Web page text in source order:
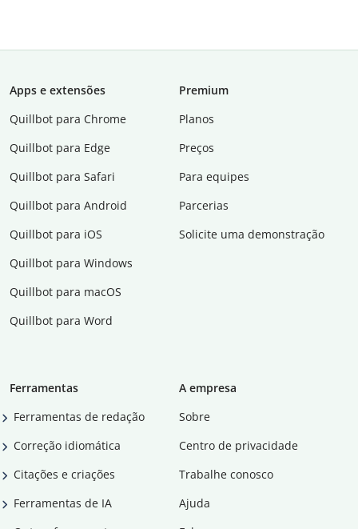
Apps e extensões
Quillbot para Chrome
Quillbot para Edge
Quillbot para Safari
Quillbot para Android
Quillbot para iOS
Quillbot para Windows
Quillbot para macOS
Quillbot para Word
Premium
Planos
Preços
Para equipes
Parcerias
Solicite uma demonstração
Ferramentas
Ferramentas de redação
Correção idiomática
Citações e criações
Ferramentas de IA
A empresa
Sobre
Centro de privacidade
Trabalhe conosco
Ajuda